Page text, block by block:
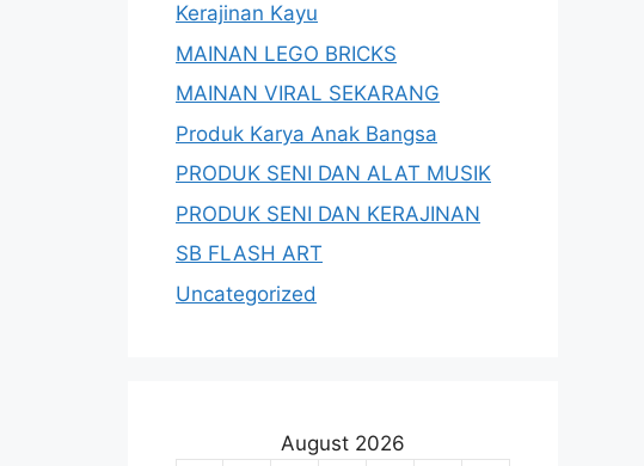
Kerajinan Kayu
MAINAN LEGO BRICKS
MAINAN VIRAL SEKARANG
Produk Karya Anak Bangsa
PRODUK SENI DAN ALAT MUSIK
PRODUK SENI DAN KERAJINAN
SB FLASH ART
Uncategorized
August 2026